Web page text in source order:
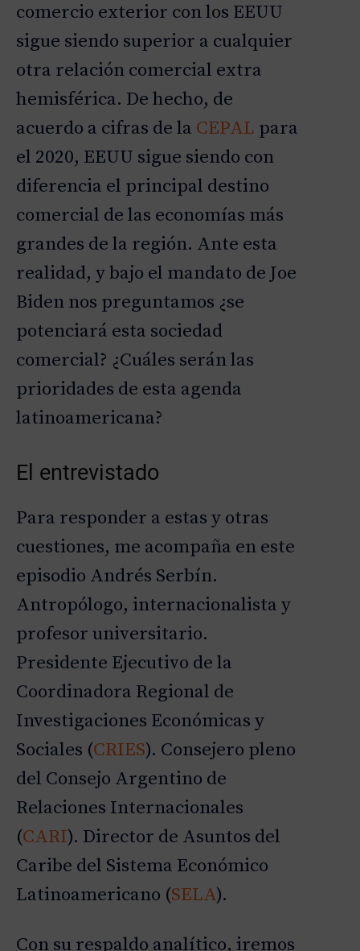
comercio exterior con los EEUU
sigue siendo superior a cualquier
otra relación comercial extra
hemisférica. De hecho, de
acuerdo a cifras de la CEPAL para
el 2020, EEUU sigue siendo con
diferencia el principal destino
comercial de las economías más
grandes de la región. Ante esta
realidad, y bajo el mandato de Joe
Biden nos preguntamos ¿se
potenciará esta sociedad
comercial? ¿Cuáles serán las
prioridades de esta agenda
latinoamericana?
El entrevistado
Para responder a estas y otras
cuestiones, me acompaña en este
episodio Andrés Serbín.
Antropólogo, internacionalista y
profesor universitario.
Presidente Ejecutivo de la
Coordinadora Regional de
Investigaciones Económicas y
Sociales (CRIES). Consejero pleno
del Consejo Argentino de
Relaciones Internacionales
(CARI). Director de Asuntos del
Caribe del Sistema Económico
Latinoamericano (SELA).
Con su respaldo analítico, iremos